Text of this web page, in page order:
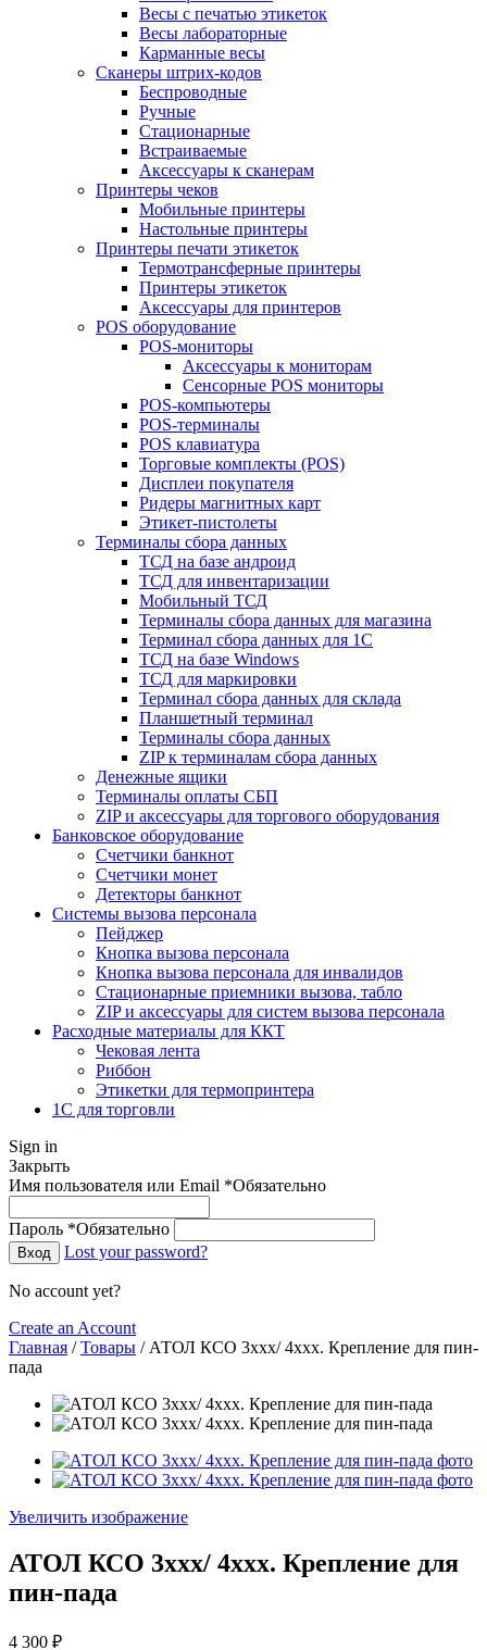
Весы с печатью этикеток
Весы лабораторные
Карманные весы
Сканеры штрих-кодов
Беспроводные
Ручные
Стационарные
Встраиваемые
Аксессуары к сканерам
Принтеры чеков
Мобильные принтеры
Настольные принтеры
Принтеры печати этикеток
Термотрансферные принтеры
Принтеры этикеток
Аксессуары для принтеров
POS оборудование
POS-мониторы
Аксессуары к мониторам
Сенсорные POS мониторы
POS-компьютеры
POS-терминалы
POS клавиатура
Торговые комплекты (POS)
Дисплеи покупателя
Ридеры магнитных карт
Этикет-пистолеты
Терминалы сбора данных
ТСД на базе андроид
ТСД для инвентаризации
Мобильный ТСД
Терминалы сбора данных для магазина
Терминал сбора данных для 1C
ТСД на базе Windows
ТСД для маркировки
Терминал сбора данных для склада
Планшетный терминал
Терминалы сбора данных
ZIP к терминалам сбора данных
Денежные ящики
Терминалы оплаты СБП
ZIP и аксессуары для торгового оборудования
Банковское оборудование
Счетчики банкнот
Счетчики монет
Детекторы банкнот
Системы вызова персонала
Пейджер
Кнопка вызова персонала
Кнопка вызова персонала для инвалидов
Стационарные приемники вызова, табло
ZIP и аксессуары для систем вызова персонала
Расходные материалы для ККТ
Чековая лента
Риббон
Этикетки для термопринтера
1С для торговли
Sign in
Закрыть
Имя пользователя или Email *Обязательно
Пароль *Обязательно
Вход Lost your password?
No account yet?
Create an Account
Главная /Товары / АТОЛ КСО 3xxx/ 4xxx. Крепление для пин-
пада
Увеличить изображение
АТОЛ КСО 3xxx/ 4xxx. Крепление для
пин-пада
4 300 ₽